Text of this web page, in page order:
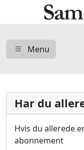
Menu
Har du
Hvis du allerede
abonnement